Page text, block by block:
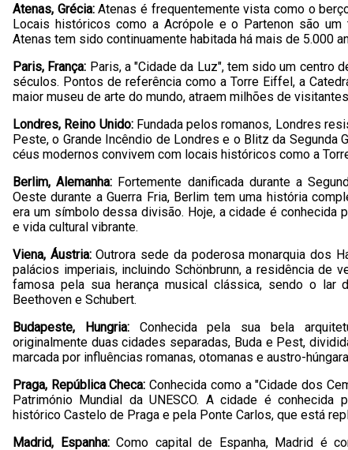
Atenas, Grécia:Atenas é frequentemente vista como o
Locais históricos como a Acrópole e o Partenon são um
Atenas tem sido continuamente habitada há mais de 5.000
Paris, França: Paris, a "Cidade da Luz", tem sido um centro
séculos. Pontos de referência como a Torre Eiffel, a
maior museu de arte do mundo, atraem milhões de
Londres, Reino Unido: Fundada pelos romanos, Londres
Peste, o Grande Incêndio de Londres e o Blitz da Segunda
céus modernos convivem com locais históricos como a
Berlim, Alemanha: Fortemente danificada durante a
Oeste durante a Guerra Fria, Berlim tem uma história
era um símbolo dessa divisão. Hoje, a cidade é conhecida
e vida cultural vibrante.
Viena, Áustria:Outrora sede da poderosa monarquia dos
palácios imperiais, incluindo Schönbrunn, a residência de
famosa pela sua herança musical clássica, sendo o lar
Beethoven e Schubert.
Budapeste, Hungria: Conhecida pela sua bela
originalmente duas cidades separadas, Buda e Pest,
marcada por influências romanas, otomanas e austro-
Praga, República Checa:Conhecida como a "Cidade dos
Património Mundial da UNESCO. A cidade é conhecida
histórico Castelo de Praga e pela Ponte Carlos, que está
Madrid, Espanha:Como capital de Espanha, Madrid é